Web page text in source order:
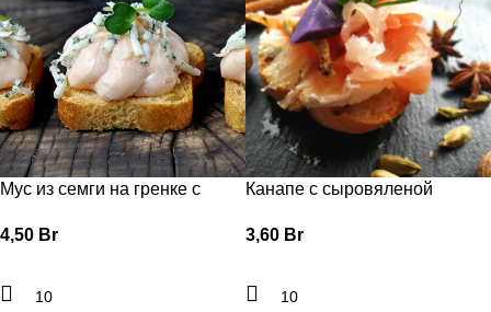
Мус из семги на гренке с
4,50 Br
Канапе с сыровяленой
3,60 Br